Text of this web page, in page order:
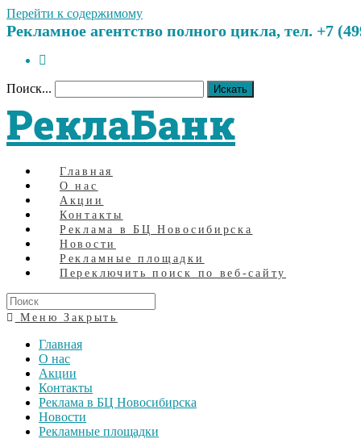
Перейти к содержимому
Рекламное агентство полного цикла, тел. +7
Поиск... Искать
РеклаБанк
Главная
О нас
Акции
Контакты
Реклама в БЦ Новосибирска
Новости
Рекламные площадки
Переключить поиск по веб-сайту
Меню Закрыть
Главная
О нас
Акции
Контакты
Реклама в БЦ Новосибирска
Новости
Рекламные площадки